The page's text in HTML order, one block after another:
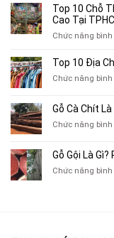
Top 10 Chỗ
Cao Tại
Chức năng
Top 10 Địa
Chức năng
Gỗ Cà Chít
Chức năng
Gỗ Gội Là
Chức năng